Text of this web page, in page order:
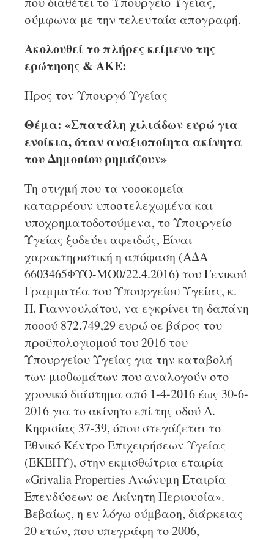
σύμφωνα με την τελευταία απογραφή.
Ακολουθεί το πλήρες κείμενο της
ερώτησης & ΑΚΕ:
Προς τον Υπουργό Υγείας
Θέμα: «Σπατάλη χιλιάδων ευρώ για
ενοίκια, όταν αναξιοποίητα ακίνητα
του Δημοσίου ρημάζουν»
Τη στιγμή που τα νοσοκομεία
καταρρέουν υποστελεχωμένα και
υποχρηματοδοτούμενα, το Υπουργείο
Υγείας ξοδεύει αφειδώς, Είναι
χαρακτηριστική η απόφαση (ΑΔΑ
6603465ΦΥΟ-ΜΟ0/22.4.2016) του Γενικού
Γραμματέα του Υπουργείου Υγείας, κ.
Π. Γιαννουλάτου, να εγκρίνει τη δαπάνη
ποσού 872.749,29 ευρώ σε βάρος του
προϋπολογισμού του 2016 του
Υπουργείου Υγείας για την καταβολή
των μισθωμάτων που αναλογούν στο
χρονικό διάστημα από 1-4-2016 έως 30-6-
2016 για το ακίνητο επί της οδού Λ.
Κηφισίας 37-39, όπου στεγάζεται το
Εθνικό Κέντρο Επιχειρήσεων Υγείας
(ΕΚΕΠΥ), στην εκμισθώτρια εταιρία
«Grivalia Properties Ανώνυμη Εταιρία
Επενδύσεων σε Ακίνητη Περιουσία».
Βεβαίως, η εν λόγω σύμβαση, διάρκειας
20 ετών, που υπεγράφη το 2006,